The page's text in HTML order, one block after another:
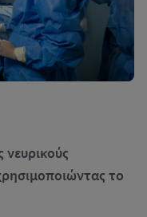
το